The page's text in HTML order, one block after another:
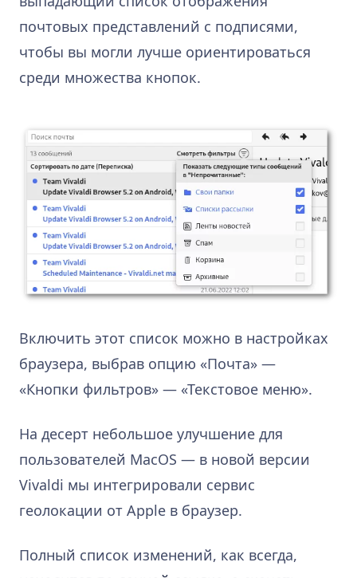
почтовых представлений с подписями,
чтобы вы могли лучше ориентироваться
среди множества кнопок.
Включить этот список можно в настройках
браузера, выбрав опцию «Почта» —
«Кнопки фильтров» — «Текстовое меню».
На десерт небольшое улучшение для
пользователей MacOS — в новой версии
Vivaldi мы интегрировали сервис
геолокации от Apple в браузер.
Полный список изменений, как всегда,